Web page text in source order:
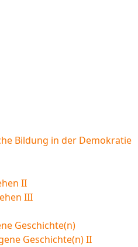
Bildung in der Demokratie
II
III
Geschichte(n)
Geschichte(n) II